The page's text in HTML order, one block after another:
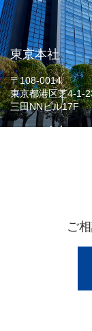
東京本社
〒108-0014
東京都港区芝4-1-
三田NNビル17F
ご